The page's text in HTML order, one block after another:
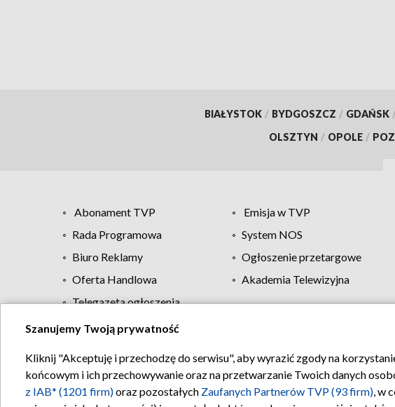
BIAŁYSTOK / BYDGOSZCZ / GDAŃSK
OLSZTYN / OPOLE /
Abonament TVP Emisja w TVP
Rada Programowa
System NOS
Biuro Reklamy
Ogłoszenie przetargowe
Oferta Handlowa
Akademia Telewizyjna
Telegazeta ogłoszenia
Regulamin TVP Polityka
Szanujemy Twoją prywatność
Kliknij "Akceptuję i przechodzę do serwisu", aby wyrazić zgody na
końcowym i ich przechowywanie oraz na przetwarzanie Twoich danych
z IAB* (1201 firm)oraz pozostałych Zaufanych Partnerów TVP (93 firm), w